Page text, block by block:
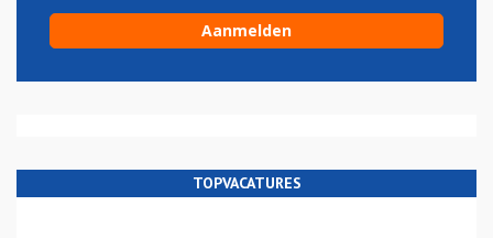
TOPVACATURES